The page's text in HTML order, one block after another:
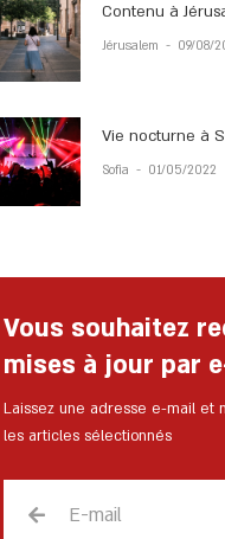
Contenu à
Jérusalem - 09/08/
Vie nocturne à
Sofia - 01/05/2022
Vous souhaitez
mises à jour par
Laissez une adresse e-mail et
les articles sélectionnés